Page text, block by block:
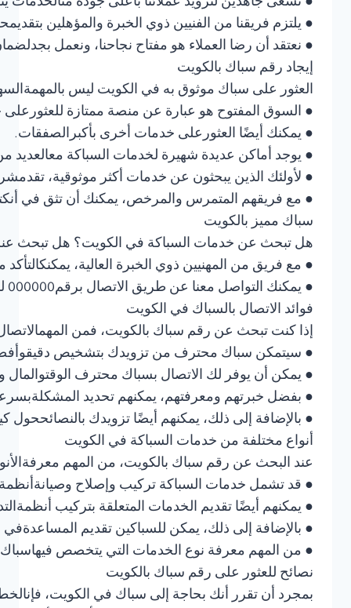
● نسعى جاهدين لتزويد عملائنا بأعلى جودة منالخدمات
● يلتزم فريقنا من الفنيين ذوي الخبرة والمؤهلين
● نعتقد أن رضا العملاء هو مفتاح نجاحنا، ونعمل
إيجاد رقم سباك بالكويت
العثور على سباك موثوق به في الكويت ليس
● السوق المفتوح هو عبارة عن منصة ممتازة للعثورعلى
● يمكنك أيضًا العثورعلى خدمات أخرى بأكبرالصفقات.
● يوجد أماكن عديدة شهيرة لخدمات السباكة معالعديد
● لأولئك الذين يبحثون عن خدمات أكثر موثوقية،
● مع فريقهم المتمرس والمرخص، يمكنك أن تثق في
سباك مميز بالكويت
هل تبحث عن خدمات السباكة في الكويت؟ هل تبحث
● مع فريق من المهنيين ذوي الخبرة العالية،
فوائد الاتصال بالسباك في الكويت
إذا كنت تبحث عن رقم سباك بالكويت، فمن
● سيتمكن سباك محترف من تزويدك بتشخيص
● يمكن أن يوفر لك الاتصال بسباك محترف الوقتوالمال
● بفضل خبرتهم ومعرفتهم، يمكنهم تحديد
● بالإضافة إلى ذلك، يمكنهم أيضًا تزويدك
أنواع مختلفة من خدمات السباكة في الكويت
عند البحث عن رقم سباك بالكويت، من المهم
● قد تشمل خدمات السباكة تركيب وإصلاح
● يمكنهم أيضًا تقديم الخدمات المتعلقة بتركيب
● بالإضافة إلى ذلك، يمكن للسباكين تقديم المساعدةفي
● من المهم معرفة نوع الخدمات التي يتخصص
نصائح للعثور على رقم سباك بالكويت
بمجرد أن تقرر أنك بحاجة إلى سباك في الكويت،